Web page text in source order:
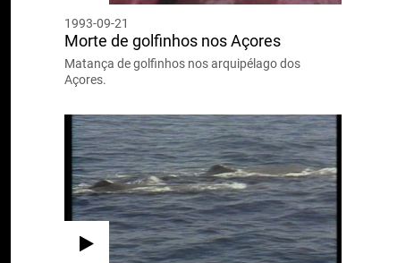
1993-09-21
Morte de golfinhos nos Açores
Matança de golfinhos nos arquipélago dos
Açores.